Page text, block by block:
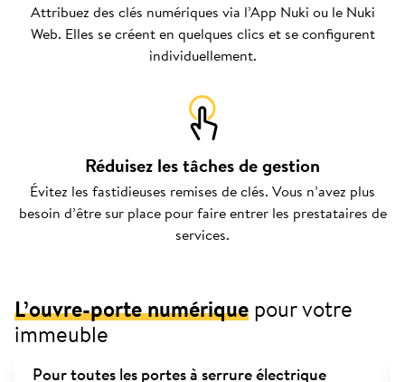
Attribuez des clés numériques via l’App Nuki ou le Nuki
Web. Elles se créent en quelques clics et se configurent
individuellement.
Réduisez les tâches de gestion
Évitez les fastidieuses remises de clés. Vous n’avez plus
besoin d’être sur place pour faire entrer les prestataires de
services.
L’ouvre-porte numérique pour votre
immeuble
Pour toutes les portes à serrure électrique